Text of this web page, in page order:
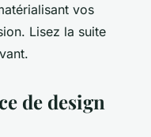
vos
Lisez la suite
de design